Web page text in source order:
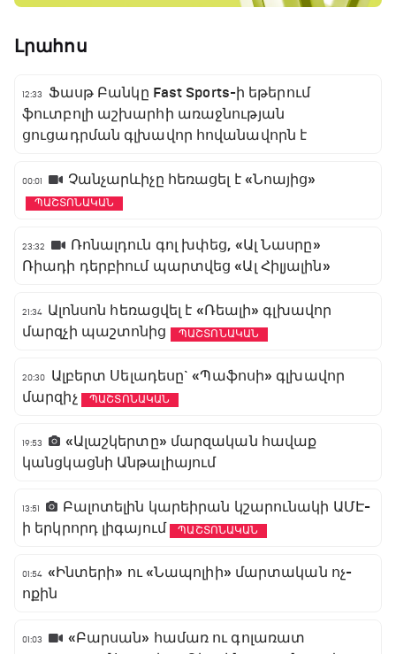
Լրահոս
12:33
Ֆասթ Բանկը Fast Sports-ի եթերում
ֆուտբոլի աշխարհի առաջնության
ցուցադրման գլխավոր հովանավորն է
00:01 Չանչարևիչը հեռացել է «Նոայից»
ՊԱՇՏՈՆԱԿԱՆ
23:32
Ռոնալդուն գոլ խփեց, «Ալ Նասրը»
Ռիադի դերբիում պարտվեց «Ալ Հիլյալին»
21:34 Ալոնսոն հեռացվել է «Ռեալի» գլխավոր
մարզչի պաշտոնից
ՊԱՇՏՈՆԱԿԱՆ
20:30
Ալբերտ Սելադեսը` «Պաֆոսի» գլխավոր
մարզիչ
ՊԱՇՏՈՆԱԿԱՆ
19:53
«Ալաշկերտը» մարզական հավաք
կանցկացնի Անթալիայում
13:51
Բալոտելին կարեիրան կշարունակի ԱՄԷ-
ի երկրորդ լիգայում
ՊԱՇՏՈՆԱԿԱՆ
01:54 «Ինտերի» ու «Նապոլիի» մարտական ոչ-
ոքին
01:03
«Բարսան» համառ ու գոլառատ